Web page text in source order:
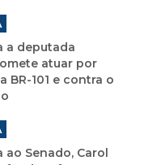
a deputada
atuar por
BR-101 e contra o
ao Senado, Carol